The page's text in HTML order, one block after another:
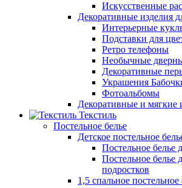
Искусственные
Декоративные изделия
Интерьерные
Подставки для
Ретро телефоны
Необычные
Декоративные
Украшения
Фотоальбомы
Декоративные и мягкие
Текстиль
Постельное белье
Детское постельное
Постельное белье
Постельное белье
подростков
1,5 спальное постельное